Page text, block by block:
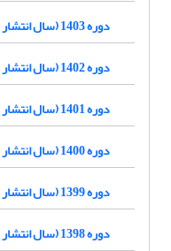
دوره 1403 (سال انتشار 1403)
دوره 1402 (سال انتشار 1402)
دوره 1401 (سال انتشار 1401)
دوره 1400 (سال انتشار 1400)
دوره 1399 (سال انتشار 1399)
دوره 1398 (سال انتشار 1399)